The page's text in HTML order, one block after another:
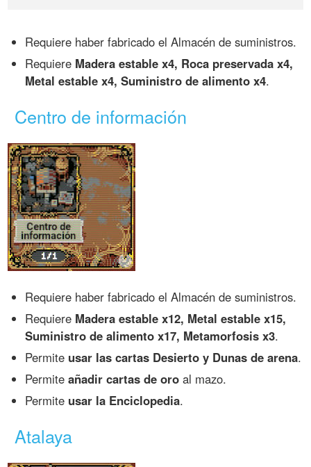
Requiere haber fabricado el Almacén de suministros.
Requiere Madera estable x4, Roca preservada x4,
Metal estable x4, Suministro de alimento x4.
Centro de información
Requiere haber fabricado el Almacén de suministros.
Requiere Madera estable x12, Metal estable x15,
Suministro de alimento x17, Metamorfosis x3.
Permite usar las cartas Desierto y Dunas de arena.
Permiteañadir cartas de oro al mazo.
Permite usar la Enciclopedia.
Atalaya